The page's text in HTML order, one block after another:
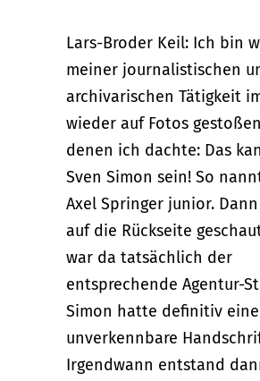
Lars-Broder Keil: Ich bin
meiner journalistischen
archivarischen Tätigkeit
wieder auf Fotos
denen ich dachte: Das
Sven Simon sein! So
Axel Springer junior.
auf die Rückseite
war da tatsächlich der
entsprechende Agentur-
Simon hatte definitiv eine
unverkennbare
Irgendwann entstand